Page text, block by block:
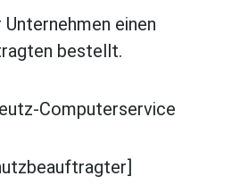
einen
bestellt.
Computerservice